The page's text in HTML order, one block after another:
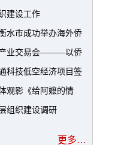
建设工作
水市成功举办海外侨
产业交易会———以侨
科技低空经济项目签
观影《给阿嬷的情
组织建设调研
更多…